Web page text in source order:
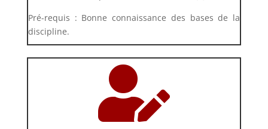
Pré-requis : Bonne connaissance des bases de la
discipline.
